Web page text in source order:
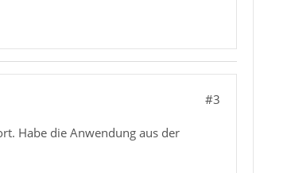
#3
Habe die Anwendung aus der